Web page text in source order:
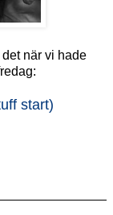
när vi hade
start)